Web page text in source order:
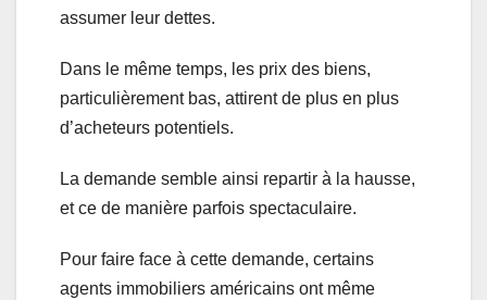
assumer leur dettes.
Dans le même temps, les prix des biens,
particulièrement bas, attirent de plus en plus
d’acheteurs potentiels.
La demande semble ainsi repartir à la hausse,
et ce de manière parfois spectaculaire.
Pour faire face à cette demande, certains
agents immobiliers américains ont même